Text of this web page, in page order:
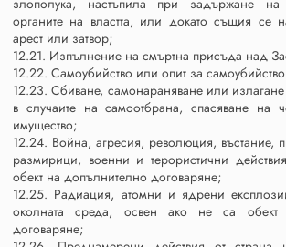
злополука, настъпила при задържане на
органите на властта, или докато същия се
арест или затвор;
12.21. Изпълнение на смъртна присъда над
12.22. Самоубийство или опит за
12.23. Сбиване, самонараняване или
в случаите на самоотбрана, спасяване на
имущество;
12.24. Война, агресия, революция, въстание,
размирици, военни и терористични
обект на допълнително договаряне;
12.25. Радиация, атомни и ядрени
околната среда, освен ако не са обект
договаряне;